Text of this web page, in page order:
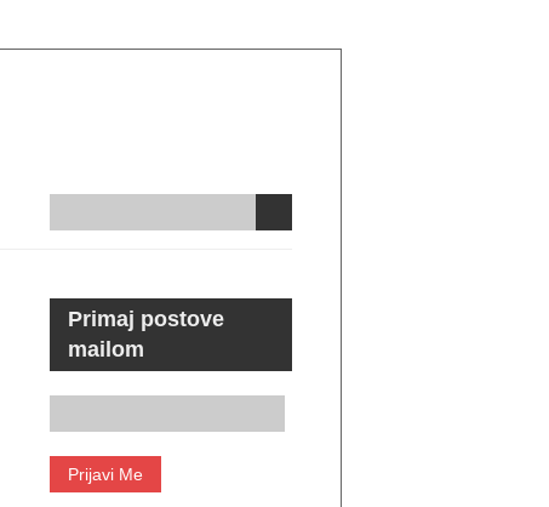
Primaj postove
mailom